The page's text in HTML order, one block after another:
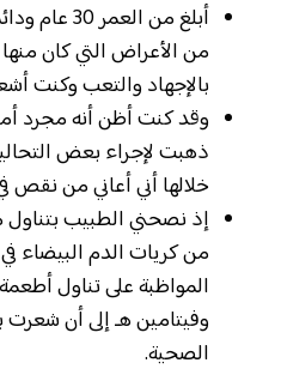
أبلغ من
من الأعراض التي كان
بالإجهاد والتعب وكنت
وقد كنت أظن أنه مجرد
ذهبت لإجراء بعض
خلالها أني أعاني من نقص
إذ نصحني الطبيب بتناول
من كريات الدم البيضاء
المواظبة على تناول
وفيتامين هـ إلى أن
الصحية.